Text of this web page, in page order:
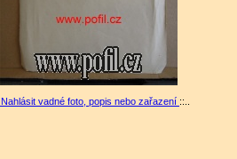
Nahlásit vadné foto, popis nebo zařazení ::..